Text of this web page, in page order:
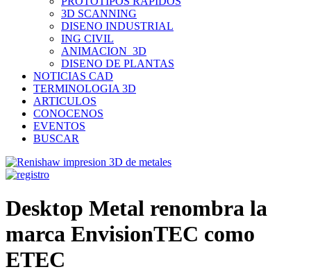
3D SCANNING
DISENO INDUSTRIAL
ING CIVIL
ANIMACION_3D
DISENO DE PLANTAS
NOTICIAS CAD
TERMINOLOGIA 3D
ARTICULOS
CONOCENOS
EVENTOS
BUSCAR
Desktop Metal renombra la
marca EnvisionTEC como
ETEC